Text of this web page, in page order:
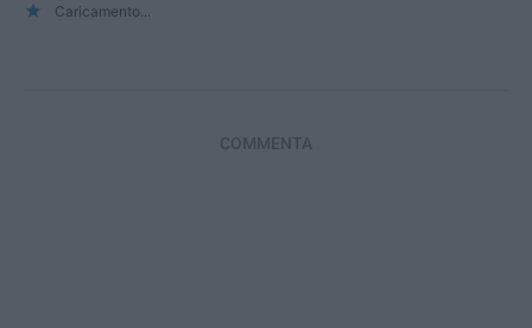
Caricamento...
COMMENTA